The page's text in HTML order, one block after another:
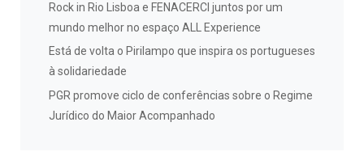
Rock in Rio Lisboa e FENACERCI juntos por um
mundo melhor no espaço ALL Experience
Está de volta o Pirilampo que inspira os portugueses
à solidariedade
PGR promove ciclo de conferências sobre o Regime
Jurídico do Maior Acompanhado